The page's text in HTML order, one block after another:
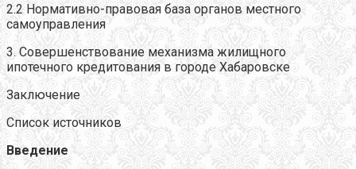
2.2 Нормативно-правовая база органов местного
самоуправления
3. Совершенствование механизма жилищного
ипотечного кредитования в городе Хабаровске
Заключение
Список источников
Введение